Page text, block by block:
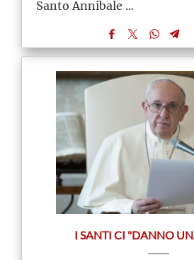
Santo Annibale ...
I SANTI CI "DANNO